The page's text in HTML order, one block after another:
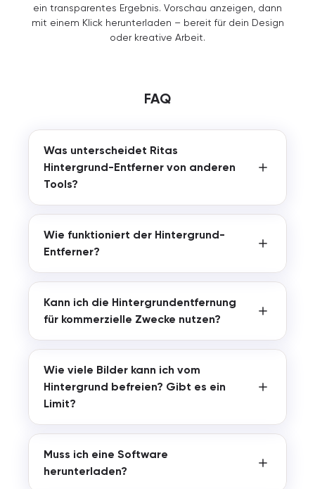
ein transparentes Ergebnis. Vorschau anzeigen, dann
mit einem Klick herunterladen – bereit für dein Design
oder kreative Arbeit.
FAQ
Was unterscheidet Ritas
Hintergrund-Entferner von anderen
Tools?
Wie funktioniert der Hintergrund-
Entferner?
Kann ich die Hintergrundentfernung
für kommerzielle Zwecke nutzen?
Wie viele Bilder kann ich vom
Hintergrund befreien? Gibt es ein
Limit?
Muss ich eine Software
herunterladen?